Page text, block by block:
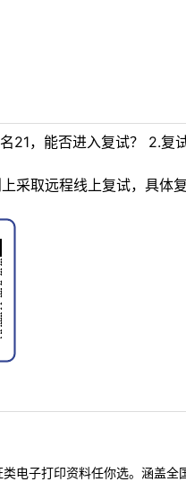
21，能否进入复试？ 2.复
采取远程线上复试，具体
电子打印资料任你选。涵盖